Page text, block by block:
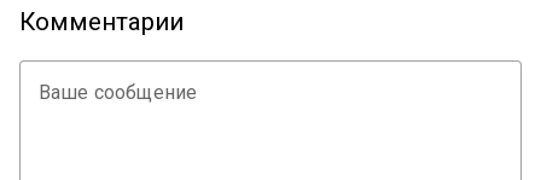
Комментарии
Ваше сообщение